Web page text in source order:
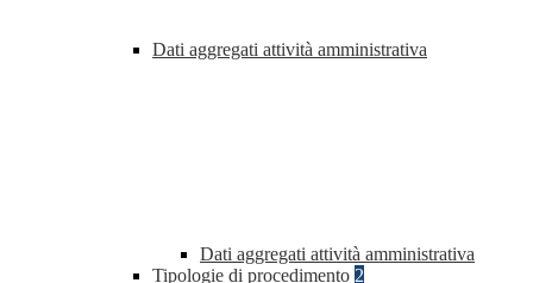
Dati aggregati attività amministrativa
Dati aggregati attività amministrativa
Tipologie di procedimento 2